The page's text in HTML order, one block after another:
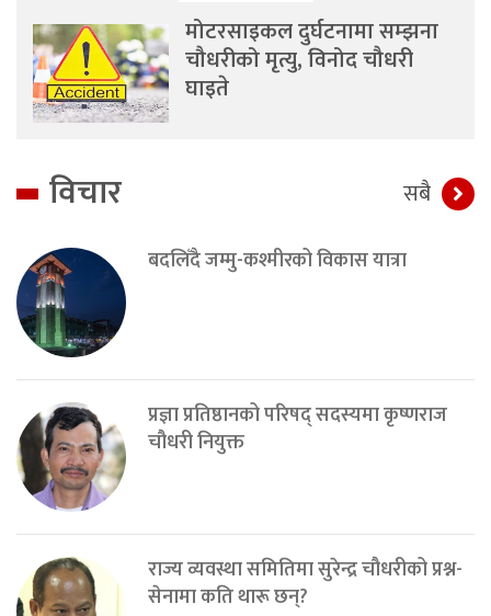
मोटरसाइकल दुर्घटनामा सम्झना
चौधरीको मृत्यु, विनोद चौधरी
घाइते
विचार सबै
बदलिँदै जम्मु-कश्मीरको विकास यात्रा
प्रज्ञा प्रतिष्ठानको परिषद् सदस्यमा कृष्णराज
चौधरी नियुक्त
राज्य व्यवस्था समितिमा सुरेन्द्र चौधरीको प्रश्न-
सेनामा कति थारू छन्?